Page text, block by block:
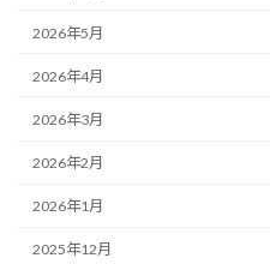
2026年5月
2026年4月
2026年3月
2026年2月
2026年1月
2025年12月